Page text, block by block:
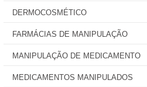
DERMOCOSMÉTICO
FARMÁCIAS DE MANIPULAÇÃO
MANIPULAÇÃO DE MEDICAMENTO
MEDICAMENTOS MANIPULADOS